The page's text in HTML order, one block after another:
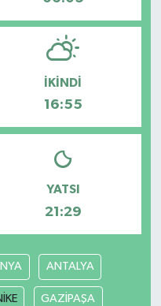
İKINDI
16:55
YATSI
21:29
ANTALYA
GAZİPAŞA